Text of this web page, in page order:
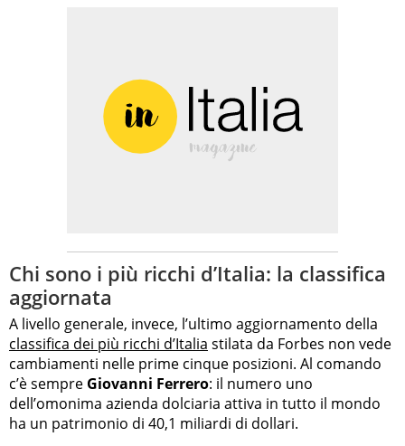
Chi sono i più ricchi d’Italia: la classifica
aggiornata
A livello generale, invece, l’ultimo aggiornamento della
classifica dei più ricchi d’Italia stilata da Forbes non vede
cambiamenti nelle prime cinque posizioni. Al comando
c’è sempre Giovanni Ferrero: il numero uno
dell’omonima azienda dolciaria attiva in tutto il mondo
ha un patrimonio di 40,1 miliardi di dollari.